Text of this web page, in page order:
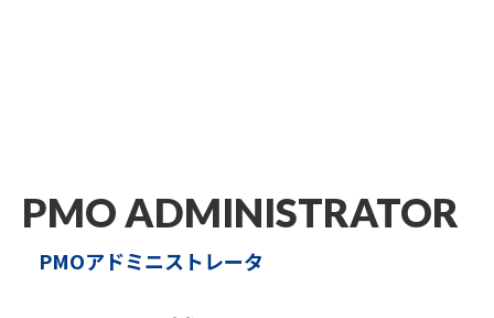
PMO ADMINISTRATOR
PMOアドミニストレータ